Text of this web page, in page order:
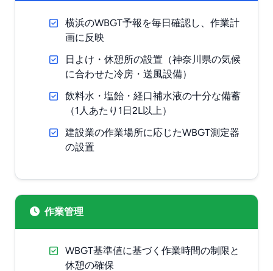
横浜のWBGT予報を毎日確認し、作業計
画に反映
日よけ・休憩所の設置（神奈川県の気候
に合わせた冷房・送風設備）
飲料水・塩飴・経口補水液の十分な備蓄
（1人あたり1日2L以上）
建設業の作業場所に応じたWBGT測定器
の設置
作業管理
WBGT基準値に基づく作業時間の制限と
休憩の確保